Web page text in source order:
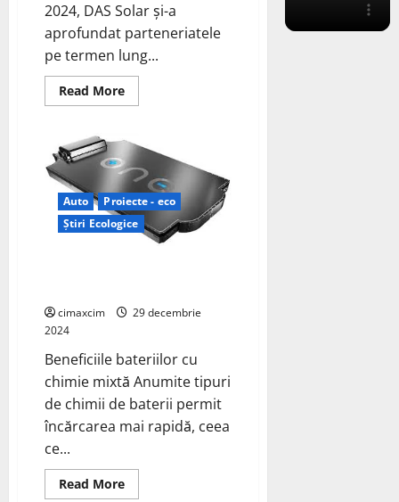
2024, DAS Solar și-a
aprofundat parteneriatele
pe termen lung...
Read MoreRead
more
DAS
Solar
pentru
2024:
Inovație
și
Expansiune
Globală
Auto
Proiecte - eco
Știri Ecologice
cimaxcim
29 decembrie
2024
Beneficiile bateriilor cu
chimie mixtă Anumite tipuri
de chimii de baterii permit
încărcarea mai rapidă, ceea
ce...
Read MoreRead
more